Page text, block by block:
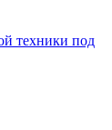
техники под